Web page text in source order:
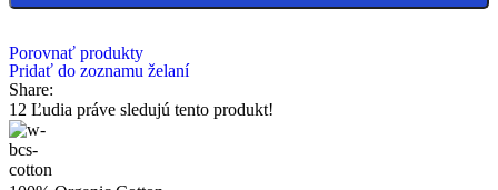
Porovnať produkty
Pridať do zoznamu želaní
Share:
12 Ľudia práve sledujú tento produkt!